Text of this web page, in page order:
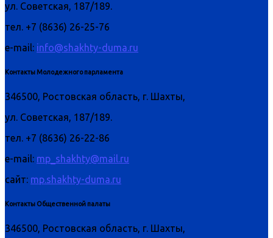
ул. Советская, 187/189.
тел. +7 (8636) 26-25-76
e-mail: info@shakhty-duma.ru
Контакты Молодежного парламента
346500, Ростовская область, г. Шахты,
ул. Советская, 187/189.
тел. +7 (8636) 26-22-86
e-mail: mp_shakhty@mail.ru
сайт: mp.shakhty-duma.ru
Контакты Общественной палаты
346500, Ростовская область, г. Шахты,